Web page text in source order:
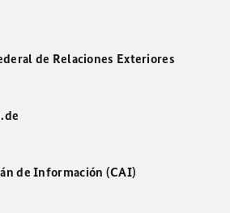
de Relaciones Exteriores
de Información (CAI)